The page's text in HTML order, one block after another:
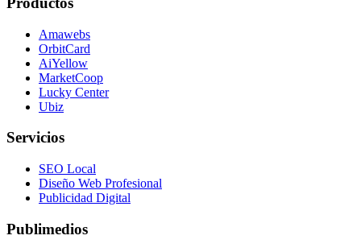
Amawebs
OrbitCard
AiYellow
MarketCoop
Lucky Center
Ubiz
Servicios
SEO Local
Diseño Web Profesional
Publicidad Digital
Publimedios